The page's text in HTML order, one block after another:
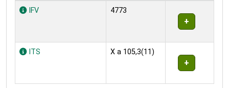
Exemplare
IFV 4773
ITS X a 105,3(11)